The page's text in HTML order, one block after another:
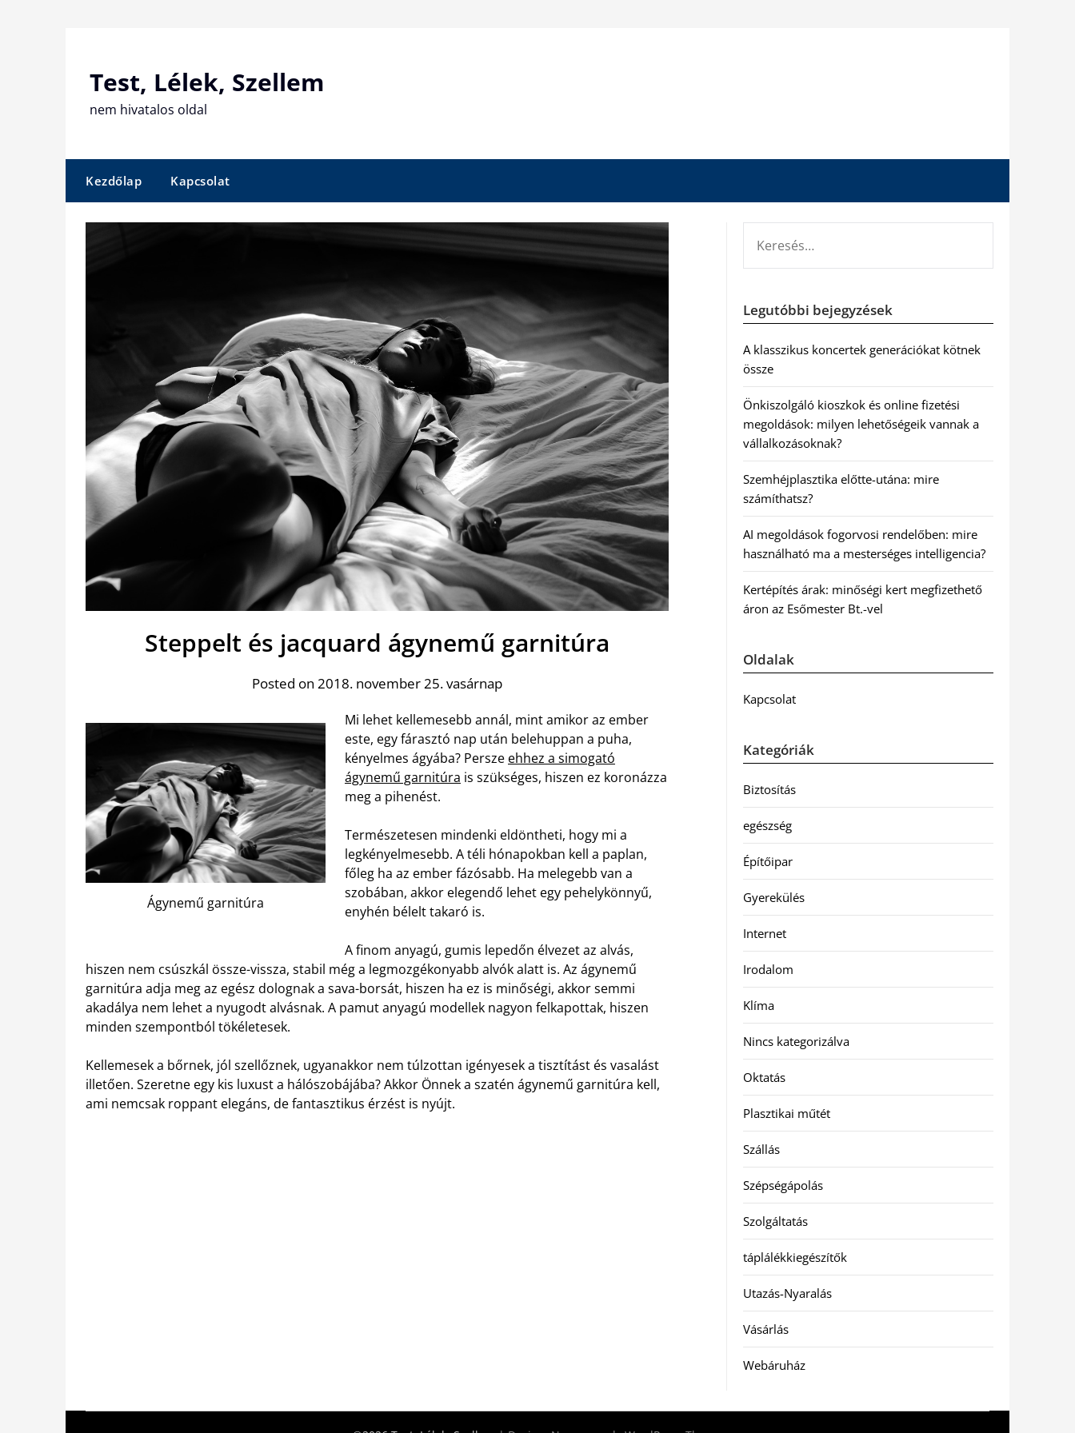
Test, Lélek, Szellem
nem hivatalos oldal
Kezdőlap Kapcsolat
Steppelt és jacquard ágynemű garnitúra
Posted on 2018. november 25. vasárnap
Ágynemű garnitúra
Mi lehet kellemesebb annál, mint amikor az ember
este, egy fárasztó nap után belehuppan a puha,
kényelmes ágyába? Persze ehhez a simogató
ágynemű garnitúra is szükséges, hiszen ez koronázza
meg a pihenést.
Természetesen mindenki eldöntheti, hogy mi a
legkényelmesebb. A téli hónapokban kell a paplan,
főleg ha az ember fázósabb. Ha melegebb van a
szobában, akkor elegendő lehet egy pehelykönnyű,
enyhén bélelt takaró is.
A finom anyagú, gumis lepedőn élvezet az alvás,
hiszen nem csúszkál össze-vissza, stabil még a legmozgékonyabb alvók alatt is. Az ágynemű
garnitúra adja meg az egész dolognak a sava-borsát, hiszen ha ez is minőségi, akkor semmi
akadálya nem lehet a nyugodt alvásnak. A pamut anyagú modellek nagyon felkapottak, hiszen
minden szempontból tökéletesek.
Kellemesek a bőrnek, jól szellőznek, ugyanakkor nem túlzottan igényesek a tisztítást és vasalást
illetően. Szeretne egy kis luxust a hálószobájába? Akkor Önnek a szatén ágynemű garnitúra kell,
ami nemcsak roppant elegáns, de fantasztikus érzést is nyújt.
Legutóbbi bejegyzések
A klasszikus koncertek generációkat kötnek
össze
Önkiszolgáló kioszkok és online fizetési
megoldások: milyen lehetőségeik vannak a
vállalkozásoknak?
Szemhéjplasztika előtte-utána: mire
számíthatsz?
AI megoldások fogorvosi rendelőben: mire
használható ma a mesterséges intelligencia?
Kertépítés árak: minőségi kert megfizethető
áron az Esőmester Bt.-vel
Oldalak
Kapcsolat
Kategóriák
Biztosítás
egészség
Építőipar
Gyerekülés
Internet
Irodalom
Klíma
Nincs kategorizálva
Oktatás
Plasztikai műtét
Szállás
Szépségápolás
Szolgáltatás
táplálékkiegészítők
Utazás-Nyaralás
Vásárlás
Webáruház